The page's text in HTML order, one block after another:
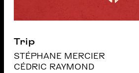
Trip
STÉPHANE MERCIER
CÉDRIC RAYMOND